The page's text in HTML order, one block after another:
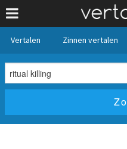
Vertalen Zinnen vertalen